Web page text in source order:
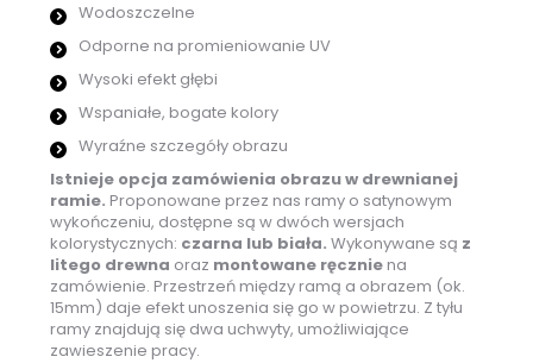
Wodoszczelne
Odporne na promieniowanie UV
Wysoki efekt głębi
Wspaniałe, bogate kolory
Wyraźne szczegóły obrazu
Istnieje opcja zamówienia obrazu w drewnianej
ramie. Proponowane przez nas ramy o satynowym
wykończeniu, dostępne są w dwóch wersjach
kolorystycznych: czarna lub biała. Wykonywane są z
litego drewna oraz montowane ręcznie na
zamówienie. Przestrzeń między ramą a obrazem (ok.
15mm) daje efekt unoszenia się go w powietrzu. Z tyłu
ramy znajdują się dwa uchwyty, umożliwiające
zawieszenie pracy.